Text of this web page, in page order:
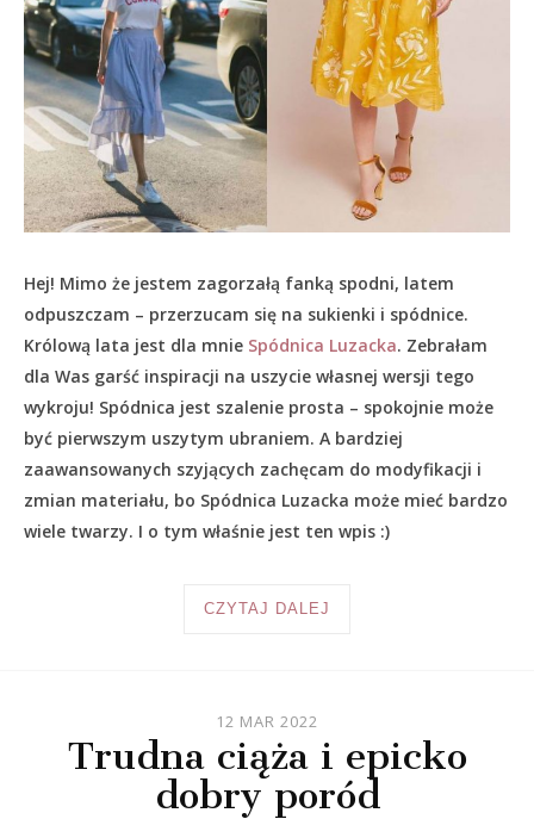
Hej! Mimo że jestem zagorzałą fanką spodni, latem
odpuszczam – przerzucam się na sukienki i spódnice.
Królową lata jest dla mnie Spódnica Luzacka. Zebrałam
dla Was garść inspiracji na uszycie własnej wersji tego
wykroju! Spódnica jest szalenie prosta – spokojnie może
być pierwszym uszytym ubraniem. A bardziej
zaawansowanych szyjących zachęcam do modyfikacji i
zmian materiału, bo Spódnica Luzacka może mieć bardzo
wiele twarzy. I o tym właśnie jest ten wpis :)
CZYTAJ DALEJ
12 MAR 2022
Trudna ciąża i epicko
dobry poród